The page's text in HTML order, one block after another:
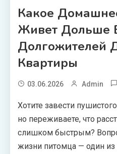
Какое
Живет Дольше
Долгожителей
Квартиры
03.06.2026 Admin
Хотите завести
но переживаете, что
слишком быстрым?
жизни питомца — один